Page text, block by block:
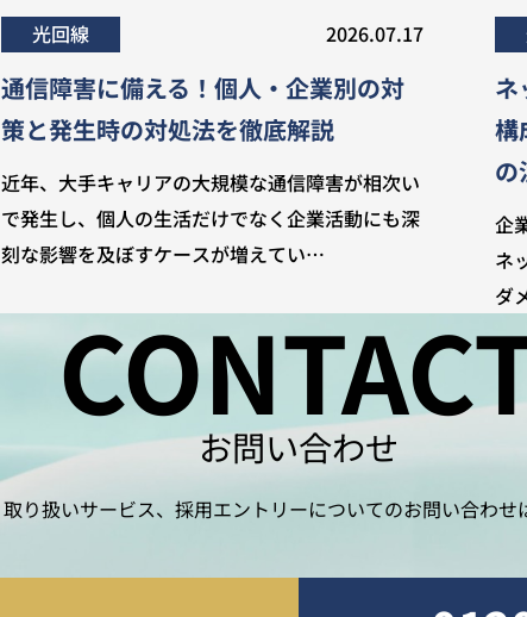
光回線 2026.07.17
通信障害に備える！個人・企業別の対
策と発生時の対処法を徹底解説
近年、大手キャリアの大規模な通信障害が相次い
で発生し、個人の生活だけでなく企業活動にも深
刻な影響を及ぼすケースが増えてい…
ネ
構
の
企
ネ
ダ
お問い合わせ
取り扱いサービス、採用エントリーについてのお問い合わせ